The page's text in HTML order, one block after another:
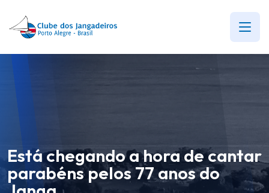
Está chegando a hora de cantar
parabéns pelos 77 anos do